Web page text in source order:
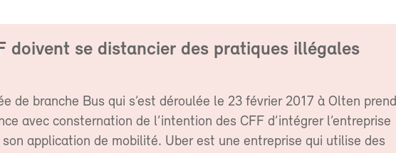
doivent se distancier des pratiques illégales
de branche Bus qui s’est déroulée le 23 février 2017 à Olten prend
avec consternation de l’intention des CFF d’intégrer l’entreprise
son application de mobilité. Uber est une entreprise qui utilise des